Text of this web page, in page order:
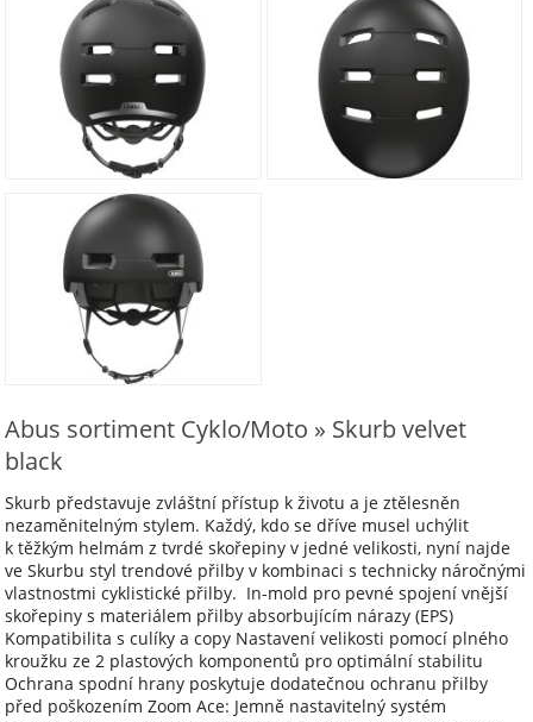
Abus sortiment Cyklo/Moto » Skurb velvet
black
Skurb představuje zvláštní přístup k životu a je ztělesněn
nezaměnitelným stylem. Každý, kdo se dříve musel uchýlit
k těžkým helmám z tvrdé skořepiny v jedné velikosti, nyní najde
ve Skurbu styl trendové přilby v kombinaci s technicky náročnými
vlastnostmi cyklistické přilby. In-mold pro pevné spojení vnější
skořepiny s materiálem přilby absorbujícím nárazy (EPS)
Kompatibilita s culíky a copy Nastavení velikosti pomocí plného
kroužku ze 2 plastových komponentů pro optimální stabilitu
Ochrana spodní hrany poskytuje dodatečnou ochranu přilby
před poškozením Zoom Ace: Jemně nastavitelný systém